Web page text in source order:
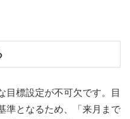
目標設定が不可欠です。目
準となるため、「来月まで